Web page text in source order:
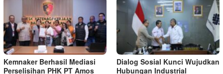
Kemnaker Berhasil Mediasi
Perselisihan PHK PT Amos
Dialog Sosial Kunci Wujudkan
Hubungan Industrial